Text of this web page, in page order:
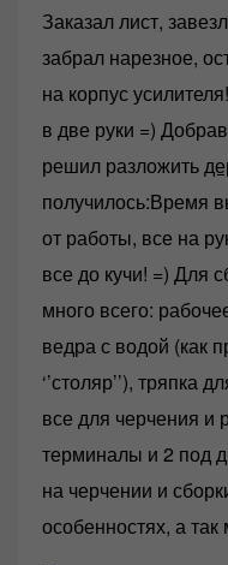
Заказал лист,
забрал нарезное,
на корпус
в две руки =)
решил разложить
получилось:Время
от работы, все на
все до кучи! =) Для
много всего:
ведра с водой (как
‘’столяр’’), тряпка
все для черчения и
терминалы и 2 под
на черчении и
особенностях, а